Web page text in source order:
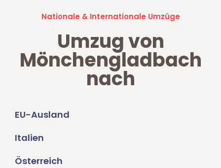
Nationale & Internationale Umzüge
Umzug von
Mönchengladbach
nach
EU-Ausland
Italien
Österreich